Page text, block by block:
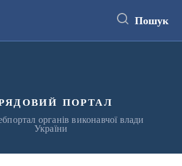
Пошук
портал
органів виконавчої влади
України